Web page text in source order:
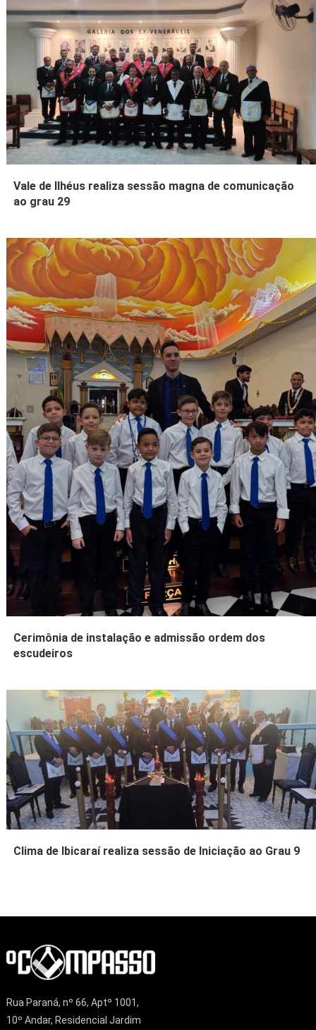
Vale de Ilhéus realiza sessão magna de comunicação
ao grau 29
Cerimônia de instalação e admissão ordem dos
escudeiros
Clima de Ibicaraí realiza sessão de Iniciação ao Grau 9
Rua Paraná, nº 66, Aptº 1001,
10º Andar, Residencial Jardim